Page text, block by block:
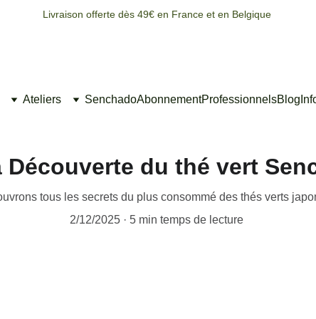
Livraison offerte dès 49€ en France et en Belgique
Ateliers SenchadoAbonnementProfessionnelsBlog
Découverte du thé vert
tous les secrets du plus consommé des thés verts
2/12/2025
5 min temps de lecture